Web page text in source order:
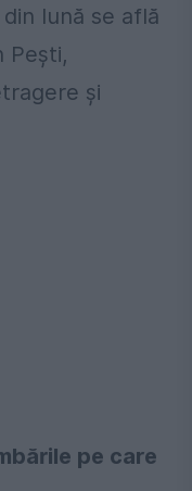
lună se află
Pești,
și
pe care